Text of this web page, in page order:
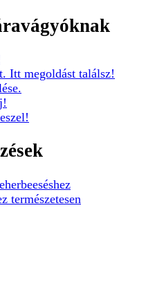
Itt megoldást találsz!
természetesen